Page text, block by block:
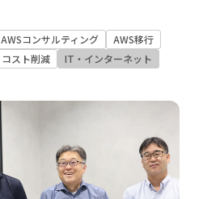
AWSコンサルティング
AWS移行
コスト削減 IT・インターネット